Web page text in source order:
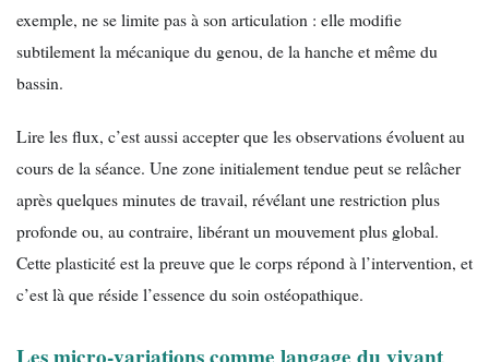
exemple, ne se limite pas à son articulation : elle modifie
subtilement la mécanique du genou, de la hanche et même du
bassin.
Lire les flux, c’est aussi accepter que les observations évoluent au
cours de la séance. Une zone initialement tendue peut se relâcher
après quelques minutes de travail, révélant une restriction plus
profonde ou, au contraire, libérant un mouvement plus global.
Cette plasticité est la preuve que le corps répond à l’intervention, et
c’est là que réside l’essence du soin ostéopathique.